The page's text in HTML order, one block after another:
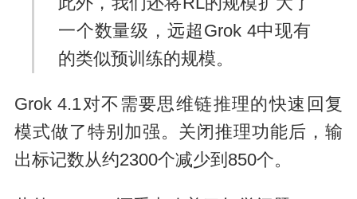
一个数量级，远超Grok 4中现有
的类似预训练的规模。
Grok 4.1对不需要思维链推理的快速回复
模式做了特别加强。关闭推理功能后，输
出标记数从约2300个减少到850个。